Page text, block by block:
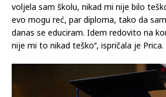
voljela sam školu, nikad mi nije bilo
evo mogu reć, par diploma, tako da
danas se educiram. Idem redovito na
nije mi to nikad teško‘‘, ispričala je Prica.